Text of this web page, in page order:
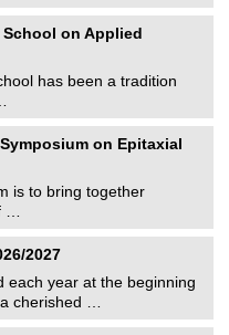
on Applied
has been a tradition
on Epitaxial
is to bring together
…
2027
each year at the beginning
cherished …